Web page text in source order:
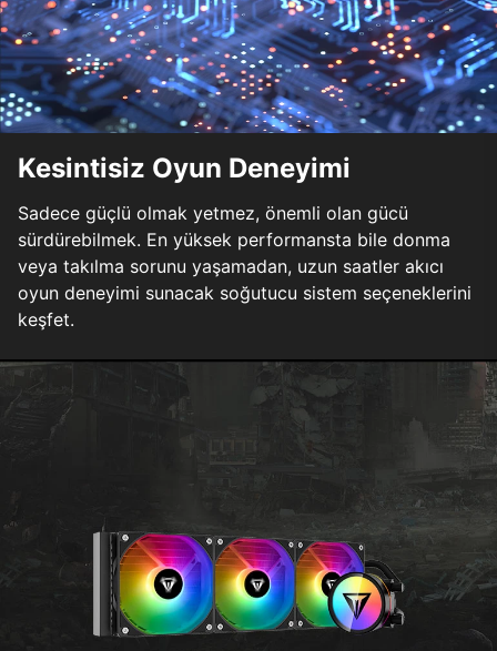
Kesintisiz Oyun Deneyimi
Sadece güçlü olmak yetmez, önemli olan gücü
sürdürebilmek. En yüksek performansta bile donma
veya takılma sorunu yaşamadan, uzun saatler akıcı
oyun deneyimi sunacak soğutucu sistem seçeneklerini
keşfet.